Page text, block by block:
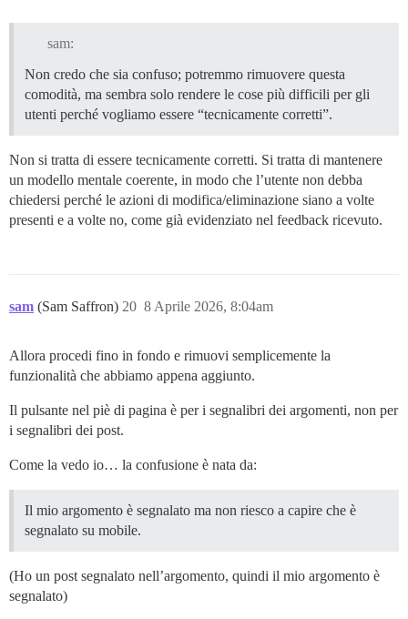
sam:
Non credo che sia confuso; potremmo rimuovere questa
comodità, ma sembra solo rendere le cose più difficili per gli
utenti perché vogliamo essere “tecnicamente corretti”.
Non si tratta di essere tecnicamente corretti. Si tratta di mantenere
un modello mentale coerente, in modo che l’utente non debba
chiedersi perché le azioni di modifica/eliminazione siano a volte
presenti e a volte no, come già evidenziato nel feedback ricevuto.
sam (Sam Saffron) 8 Aprile 2026, 8:04am
20
Allora procedi fino in fondo e rimuovi semplicemente la
funzionalità che abbiamo appena aggiunto.
Il pulsante nel piè di pagina è per i segnalibri dei argomenti, non per
i segnalibri dei post.
Come la vedo io… la confusione è nata da:
Il mio argomento è segnalato ma non riesco a capire che è
segnalato su mobile.
(Ho un post segnalato nell’argomento, quindi il mio argomento è
segnalato)